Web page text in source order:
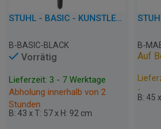
STUHL - BASIC - KUNSTLEDER
B-BASIC-BLACK
Vorrätig
Lieferzeit: 3 - 7 Werktage
Abholung innerhalb von 2
Stunden
B: 43 x T: 57 x H: 92 cm
B-
Auf
-
B: 45